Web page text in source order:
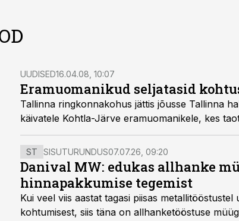
UUDISED16.04.08, 10:07
Eramuomanikud seljatasid
Tallinna ringkonnakohus jättis jõusse Tallinna halduskohtu otsuse, mis andis õiguse VKG Energiaga kohut
käivatele Kohtla-Järve eramuomanikele,
ST SISUTURUNDUS07.07.26, 09:20
Danival MW: edukas allhanke
hinnapakkumise tegemist
Kui veel viis aastat tagasi piisas
kohtumisest, siis täna on allhanketööstuse